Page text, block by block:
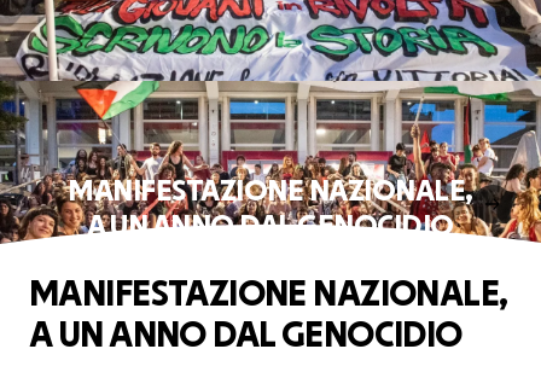
MANIFESTAZIONE NAZIONALE,
A UN ANNO DAL GENOCIDIO
MANIFESTAZIONE NAZIONALE,
A UN ANNO DAL GENOCIDIO